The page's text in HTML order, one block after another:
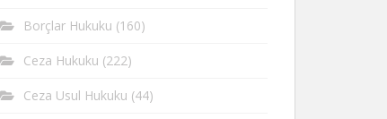
Borçlar Hukuku (160)
Ceza Hukuku (222)
Ceza Usul Hukuku (44)